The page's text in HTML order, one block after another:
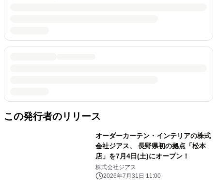
この発行者のリリース
オーダーカーテン・インテリアの株式
会社ジアス、 長野県初の拠点「松本
店」を7月4日(土)にオープン！
株式会社ジアス
2026年7月31日 11:00